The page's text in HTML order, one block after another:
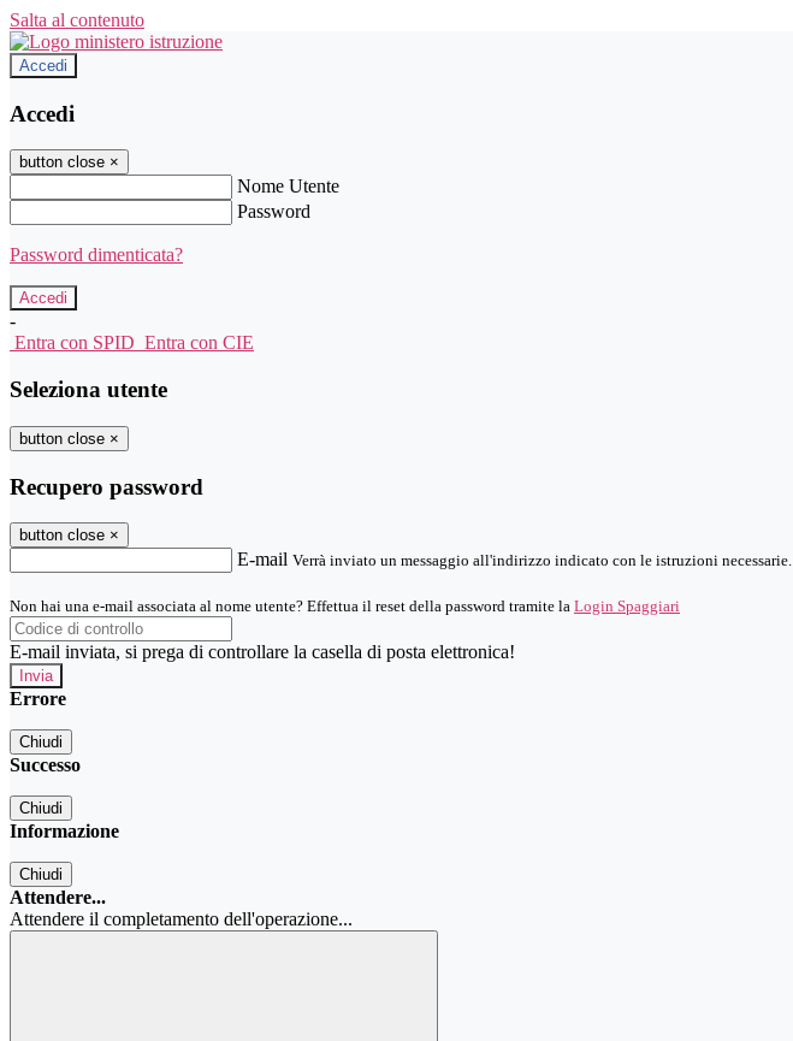
Salta al contenuto
Accedi
Accedi
button close ×
Nome Utente
Password
Password dimenticata?
-
Entra con SPID Entra con CIE
Seleziona utente
button close ×
Recupero password
button close ×
E-mail Verrà inviato un messaggio all'indirizzo indicato con le istruzioni necessarie.
Non hai una e-mail associata al nome utente? Effettua il reset della password tramite la Login Spaggiari
E-mail inviata, si prega di controllare la casella di posta elettronica!
Errore
Chiudi
Successo
Chiudi
Informazione
Chiudi
Attendere...
Attendere il completamento dell'operazione...